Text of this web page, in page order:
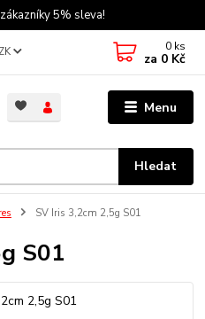
5% sleva!
Menu
Hledat
0 ks
za 0 Kč
SV Iris 3,2cm 2,5g S01
S01